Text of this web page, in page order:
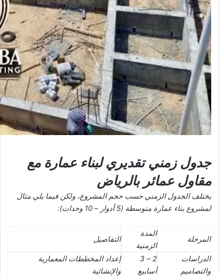
جدول زمني تقديري لبناء عمارة مع
مقاول عمائر بالرياض
يختلف الجدول الزمني حسب حجم المشروع، ولكن فيما يلي مثال
لمشروع بناء عمارة متوسطة (5 أدوار – 10 وحدات):
المرحلة
المدة
الزمنية
التفاصيل
الدراسات
والتصاميم
2 – 3
أسابيع
إعداد المخططات المعمارية
والإنشائية